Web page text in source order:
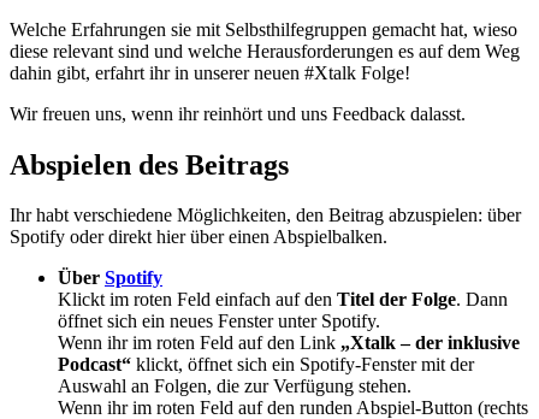
Welche Erfahrungen sie mit Selbsthilfegruppen gemacht hat, wieso
diese relevant sind und welche Herausforderungen es auf dem Weg
dahin gibt, erfahrt ihr in unserer neuen #Xtalk Folge!
Wir freuen uns, wenn ihr reinhört und uns Feedback dalasst.
Abspielen des Beitrags
Ihr habt verschiedene Möglichkeiten, den Beitrag abzuspielen: über
Spotify oder direkt hier über einen Abspielbalken.
Über Spotify
Klickt im roten Feld einfach auf den Titel der Folge. Dann
öffnet sich ein neues Fenster unter Spotify.
Wenn ihr im roten Feld auf den Link „Xtalk – der inklusive
Podcast“ klickt, öffnet sich ein Spotify-Fenster mit der
Auswahl an Folgen, die zur Verfügung stehen.
Wenn ihr im roten Feld auf den runden Abspiel-Button (rechts